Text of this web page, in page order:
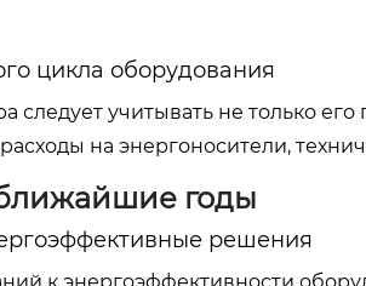
цикла оборудования
следует учитывать не только
на энергоносители,
годы
решения